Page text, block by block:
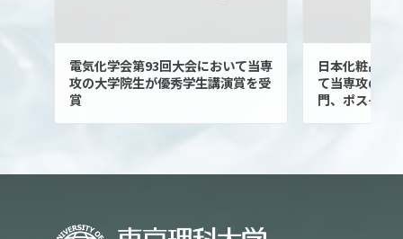
電気化学会第93回大会において当専
攻の大学院生が優秀学生講演賞を受
賞
日本化粧品技
て当専攻の大
門、ポス…